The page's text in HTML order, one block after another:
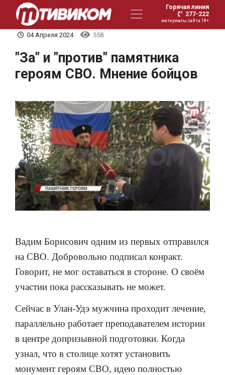
Горячая линия
277-222
материалы сайта 18+
04 Апреля 2024 558
"За" и "против" памятника
героям СВО. Мнение бойцов
Вадим Борисович одним из первых отправился
на СВО. Добровольно подписал конракт.
Говорит, не мог оставаться в стороне. О своём
участии пока рассказывать не может.
Сейчас в Улан-Удэ мужчина проходит лечение,
параллельно работает преподавателем истории
в центре допризывной подготовки. Когда
узнал, что в столице хотят установить
монумент героям СВО, идею полностью